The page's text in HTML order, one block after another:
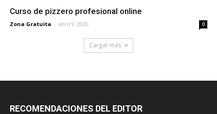
Curso de pizzero profesional online
Zona Gratuita - abril 9, 2020 0
Cargar más
RECOMENDACIONES DEL EDITOR